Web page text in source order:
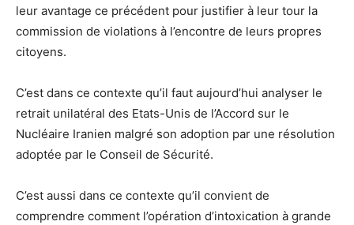
leur avantage ce précédent pour justifier à leur tour la
commission de violations à l’encontre de leurs propres
citoyens.
C’est dans ce contexte qu’il faut aujourd’hui analyser le
retrait unilatéral des Etats-Unis de l’Accord sur le
Nucléaire Iranien malgré son adoption par une résolution
adoptée par le Conseil de Sécurité.
C’est aussi dans ce contexte qu’il convient de
comprendre comment l’opération d’intoxication à grande